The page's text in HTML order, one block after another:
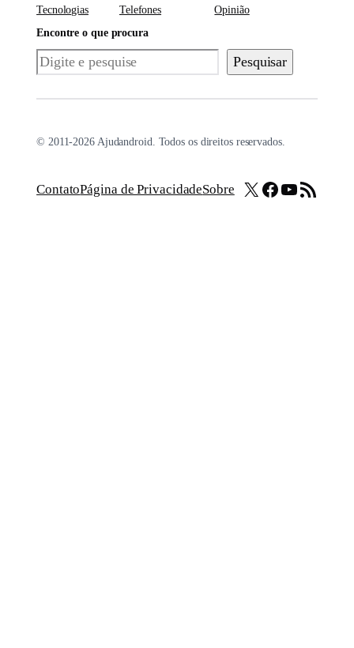
Tecnologias
Telefones
Opinião
Encontre o que procura
Pesquisar Pesquisar
© 2011-2026 Ajudandroid. Todos os direitos reservados.
ContatoPágina de PrivacidadeSobre X Facebook
Youtube
Feed RSS